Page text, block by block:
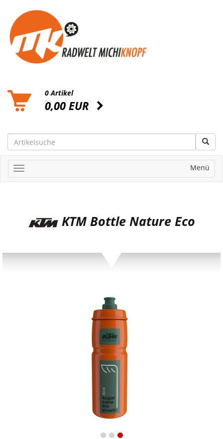
0 Artikel
0,00 EUR
Menü
KTM Bottle Nature Eco